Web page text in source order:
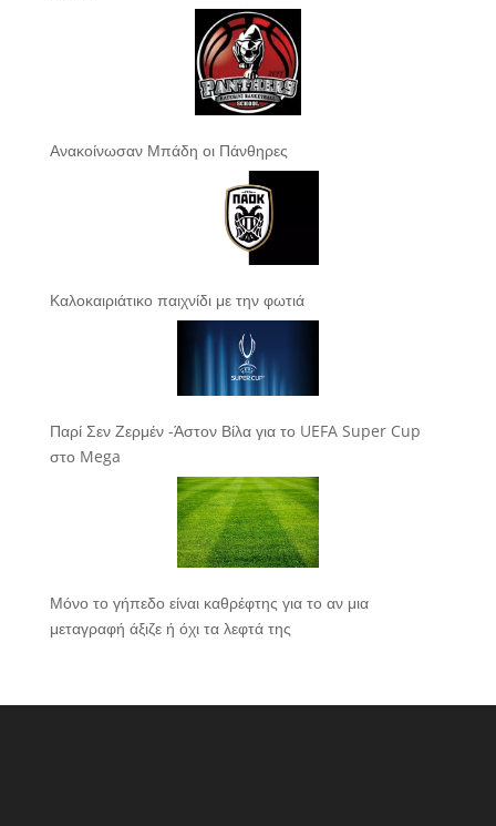
Ανακοίνωσαν Μπάδη οι Πάνθηρες
Καλοκαιριάτικο παιχνίδι με την φωτιά
Παρί Σεν Ζερμέν -Άστον Βίλα για το UEFA Super Cup
στο Mega
Μόνο το γήπεδο είναι καθρέφτης για το αν μια
μεταγραφή άξιζε ή όχι τα λεφτά της